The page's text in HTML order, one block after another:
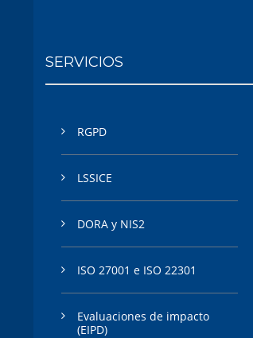
SERVICIOS
RGPD
LSSICE
DORA y NIS2
ISO 27001 e ISO 22301
Evaluaciones de impacto
(EIPD)